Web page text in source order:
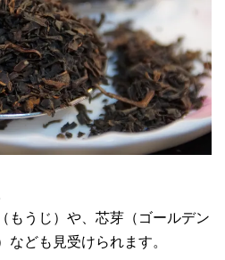
もうじ）や、芯芽（ゴールデン
ども見受けられます。